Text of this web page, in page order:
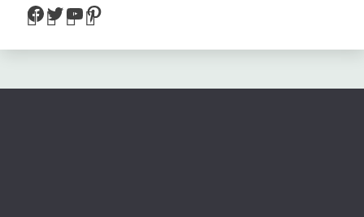
Facebook
Twitter
YouTube
Pinterest